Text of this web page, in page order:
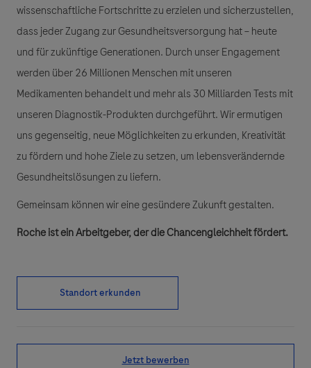
wissenschaftliche Fortschritte zu erzielen und sicherzustellen,
dass jeder Zugang zur Gesundheitsversorgung hat – heute
und für zukünftige Generationen. Durch unser Engagement
werden über 26 Millionen Menschen mit unseren
Medikamenten behandelt und mehr als 30 Milliarden Tests mit
unseren Diagnostik-Produkten durchgeführt. Wir ermutigen
uns gegenseitig, neue Möglichkeiten zu erkunden, Kreativität
zu fördern und hohe Ziele zu setzen, um lebensverändernde
Gesundheitslösungen zu liefern.
Gemeinsam können wir eine gesündere Zukunft gestalten.
Roche ist ein Arbeitgeber, der die Chancengleichheit fördert.
Standort erkunden
Jetzt bewerben